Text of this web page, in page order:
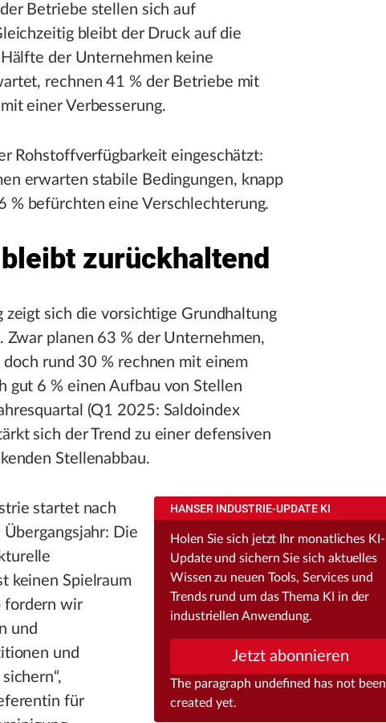
Betriebe stellen sich auf
bleibt der Druck auf die
der Unternehmen keine
rechnen 41 % der Betriebe mit
einer Verbesserung.
Rohstoffverfügbarkeit eingeschätzt:
erwarten stabile Bedingungen, knapp
% befürchten eine Verschlechterung.
zurückhaltend
zeigt sich die vorsichtige Grundhaltung
planen 63 % der Unternehmen,
rund 30 % rechnen mit einem
gut 6 % einen Aufbau von Stellen
(Q1 2025: Saldoindex
sich der Trend zu einer defensiven
Stellenabbau.
HANSER INDUSTRIE-UPDATE KI
Holen Sie sich jetzt Ihr monatliches KI-
Update und sichern Sie sich aktuelles
Wissen zu neuen Tools, Services und
Trends rund um das Thema KI in der
industriellen Anwendung.
Jetzt abonnieren
The paragraph undefined has not been
created yet.
startet nach
Die
keinen Spielraum
fordern wir
und
und
für